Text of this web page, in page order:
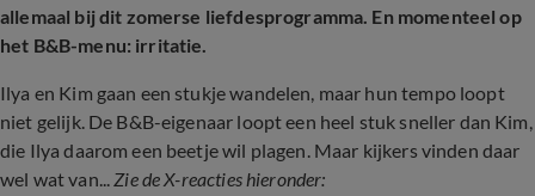
allemaal bij dit zomerse liefdesprogramma. En momenteel op
het B&B-menu: irritatie.
Ilya en Kim gaan een stukje wandelen, maar hun tempo loopt
niet gelijk. De B&B-eigenaar loopt een heel stuk sneller dan Kim,
die Ilya daarom een beetje wil plagen. Maar kijkers vinden daar
wel wat van... Zie de X-reacties hieronder: